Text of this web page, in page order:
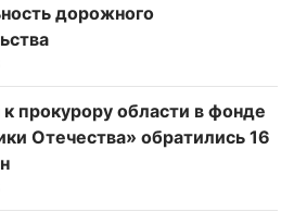
дорожного
прокурору области в фонде
Отечества» обратились 16